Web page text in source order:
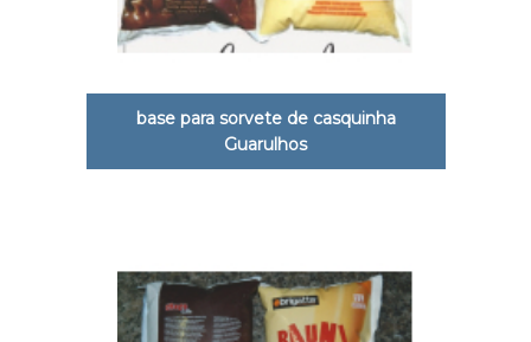
base para sorvete de casquinha
Guarulhos